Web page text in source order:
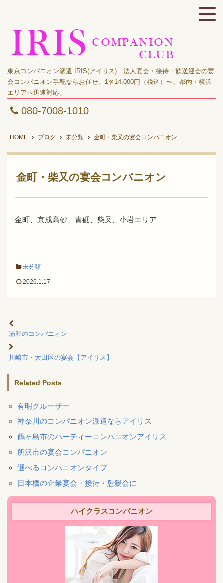
東京コンパニオン派遣 IRIS(アイリス)｜法人宴会・接待・歓送迎会の宴
会コンパニオン手配ならお任せ。1名14,000円（税込）〜、都内・横浜
エリアへ迅速対応。
080-7008-1010
HOME ブログ 未分類 金町・柴又の宴会コンパニオン
金町・柴又の宴会コンパニオン
金町、京成高砂、青砥、柴又、小岩エリア
未分類
2026.1.17
浦和のコンパニオン
川崎市・大田区の宴会【アイリス】
Related Posts
有明クルーザー
神奈川のコンパニオン派遣ならアイリス
鶴ヶ島市のパーティーコンパニオンアイリス
所沢市の宴会コンパニオン
選べるコンパニオンタイプ
日本橋の企業宴会・接待・懇親会に
ハイクラスコンパニオン